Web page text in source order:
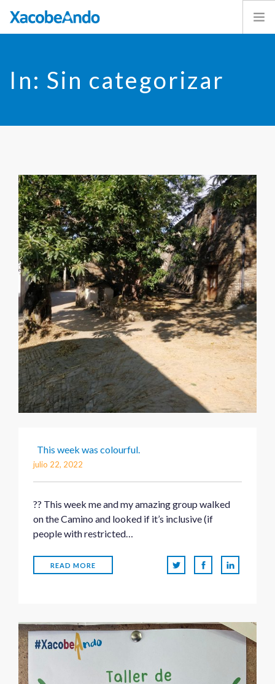
¿Qué es Xacobeando?
Caminos
In: Sin categorizar
This week was colourful.
julio 22, 2022
?? This week me and my amazing group walked
on the Camino and looked if it’s inclusive (if
people with restricted…
READ MORE